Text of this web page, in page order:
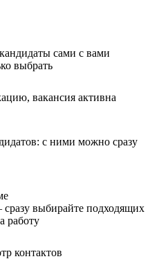
сами с вами
выбрать
вакансия активна
с ними можно сразу
выбирайте подходящих
работу
контактов